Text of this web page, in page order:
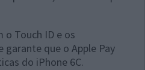
o Touch ID e os
garante que o Apple Pay
do iPhone 6C.